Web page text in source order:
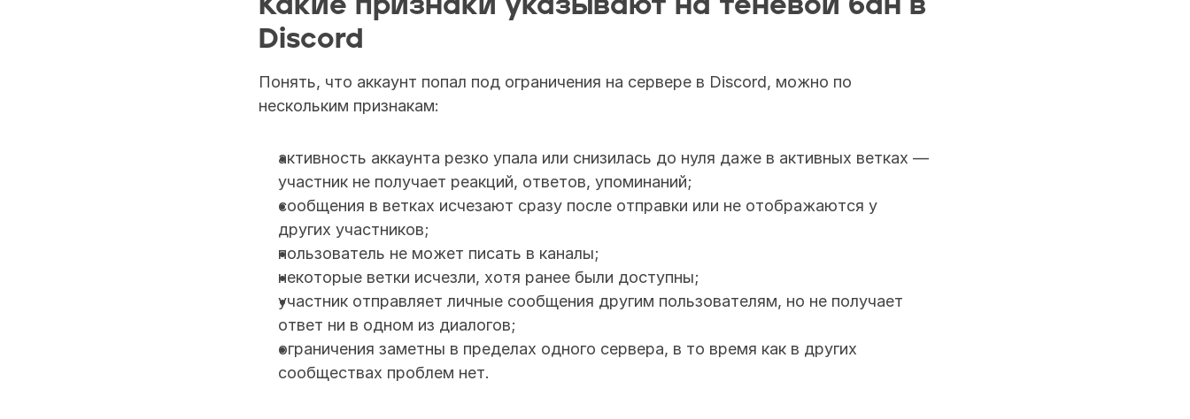
Discord
Понять, что аккаунт попал под ограничения на сервере в Discord, можно по
нескольким признакам:
активность аккаунта резко упала или снизилась до нуля даже в активных ветках —
участник не получает реакций, ответов, упоминаний;
сообщения в ветках исчезают сразу после отправки или не отображаются у
других участников;
пользователь не может писать в каналы;
некоторые ветки исчезли, хотя ранее были доступны;
участник отправляет личные сообщения другим пользователям, но не получает
ответ ни в одном из диалогов;
ограничения заметны в пределах одного сервера, в то время как в других
сообществах проблем нет.